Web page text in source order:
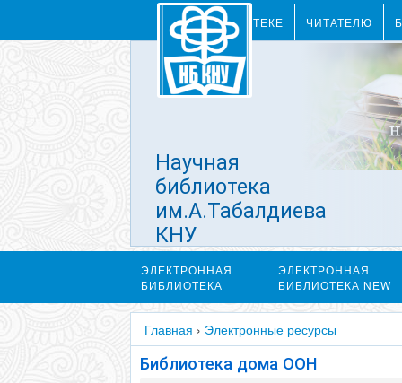
О БИБЛИОТЕКЕ ЧИТАТЕЛЮ
Научная
библиотека
им.А.Табалдиева
КНУ
ЭЛЕКТРОННАЯ
БИБЛИОТЕКА
ЭЛЕКТРОННАЯ
БИБЛИОТЕКА NEW
Главная › Электронные ресурсы
Библиотека дома ООН